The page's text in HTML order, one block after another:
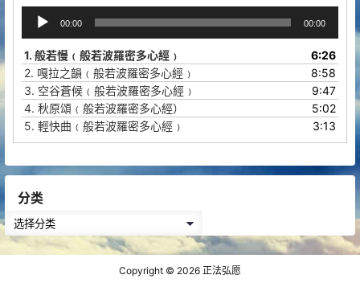
播
放
器
00:00 00:00
1. 般若慢﹙般若波羅密多心經﹚
6:26
2. 嘎拉之韻﹙般若波羅密多心經﹚
8:58
3. 空谷蒼候﹙般若波羅密多心經﹚
9:47
4. 秋原頌﹙般若波羅密多心經）
5:02
5. 輕快曲﹙般若波羅密多心經﹚ 3:13
分类
分
类
Copyright © 2026 正法弘愿